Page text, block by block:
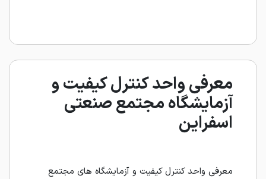
معرفی واحد کنترل کیفیت و
آزمایشگاه مجتمع صنعتی
اسفراین
معرفی واحد کنترل کیفیت و آزمایشگاه های مجتمع